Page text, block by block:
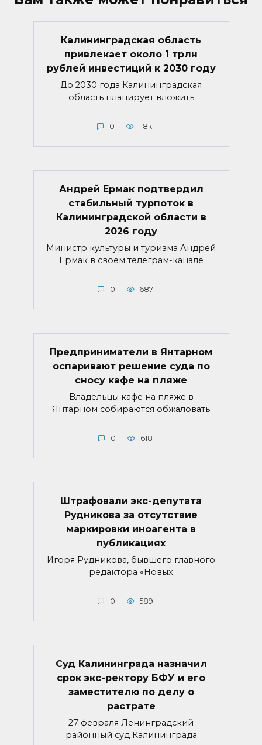
Калининградская область
привлекает около 1 трлн
рублей инвестиций к 2030 году
До 2030 года Калининградская
область планирует вложить
0 1.8к.
Андрей Ермак подтвердил
стабильный турпоток в
Калининградской области в
2026 году
Министр культуры и туризма Андрей
Ермак в своём телеграм-канале
0 687
Предприниматели в Янтарном
оспаривают решение суда по
сносу кафе на пляже
Владельцы кафе на пляже в
Янтарном собираются обжаловать
0 618
Штрафовали экс-депутата
Рудникова за отсутствие
маркировки иноагента в
публикациях
Игоря Рудникова, бывшего главного
редактора «Новых
0 589
Суд Калининграда назначил
срок экс-ректору БФУ и его
заместителю по делу о
растрате
27 февраля Ленинградский
районный суд Калининграда